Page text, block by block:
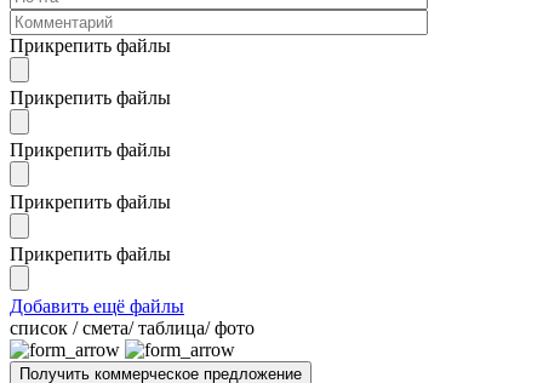
Прикрепить файлы
Прикрепить файлы
Прикрепить файлы
Прикрепить файлы
Прикрепить файлы
Добавить ещё файлы
cписок / смета/ таблица/ фото